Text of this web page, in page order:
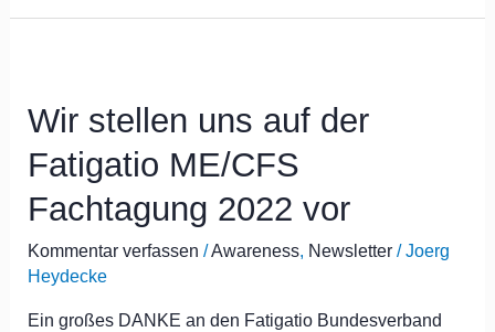
Wir stellen uns auf der
Fatigatio ME/CFS
Fachtagung 2022 vor
Kommentar verfassen /Awareness, Newsletter/Joerg
Heydecke
Ein großes DANKE an den Fatigatio Bundesverband
uns
der
Fatigatio
ME/CFS
Fachtagung
2022